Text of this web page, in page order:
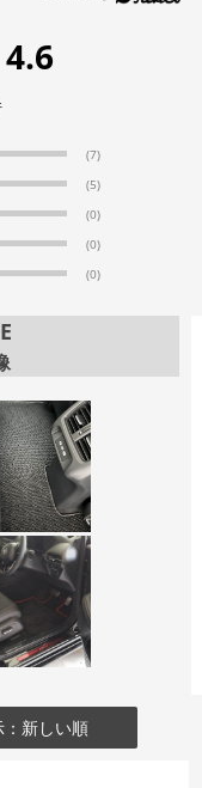
4.6
(7)
(5)
(0)
(0)
(0)
：新しい順